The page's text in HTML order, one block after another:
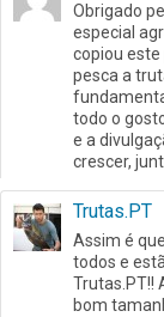
Obrigado
especial
copiou
pesca a
todo o
e a
crescer,
Trutas.PT
Assim é
todos e
Trutas.PT!!
bom